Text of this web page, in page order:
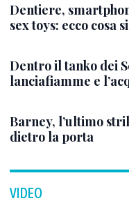
Dentiere,
sex toys: ecco cosa
Dentro il tanko dei
lanciafiamme e
Barney, l’ultimo
dietro la porta
VIDEO